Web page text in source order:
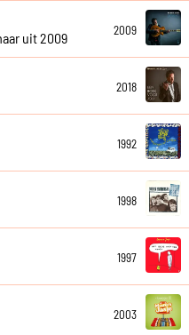
uit 2009
2009
2018
1992
1998
1997
2003